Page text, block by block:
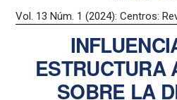
Vol. 13 Núm. 1 (2024): Centros:
ESTRUCTURA
SOBRE LA